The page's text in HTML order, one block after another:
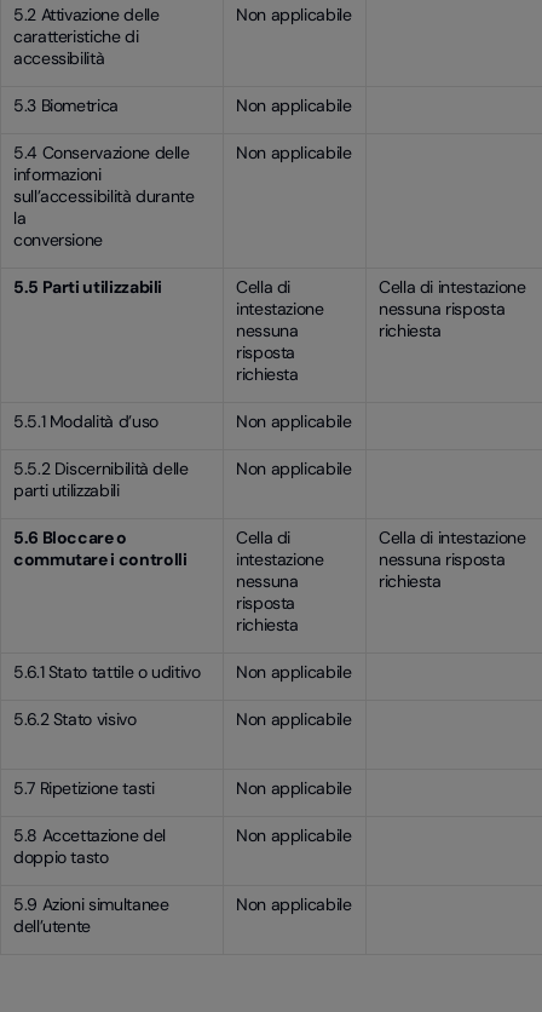
5.2 Attivazione delle
caratteristiche di
accessibilità
Non applicabile
5.3 Biometrica Non applicabile
5.4 Conservazione delle
informazioni
sull’accessibilità durante
la
conversione
Non applicabile
5.5 Parti utilizzabili
Cella di
intestazione
nessuna
risposta
richiesta
Cella di intestazione
nessuna risposta
richiesta
5.5.1 Modalità d’uso Non applicabile
5.5.2 Discernibilità delle
parti utilizzabili
Non applicabile
5.6 Bloccare o
commutare i controlli
Cella di
intestazione
nessuna
risposta
richiesta
Cella di intestazione
nessuna risposta
richiesta
5.6.1 Stato tattile o uditivo Non applicabile
5.6.2 Stato visivo Non applicabile
5.7 Ripetizione tasti Non applicabile
5.8 Accettazione del
doppio tasto
Non applicabile
5.9 Azioni simultanee
dell’utente
Non applicabile